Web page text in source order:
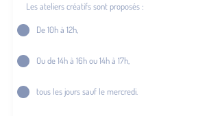
Les ateliers créatifs sont proposés :
De 10h à 12h,
Ou de 14h à 16h ou 14h à 17h,
tous les jours sauf le mercredi.